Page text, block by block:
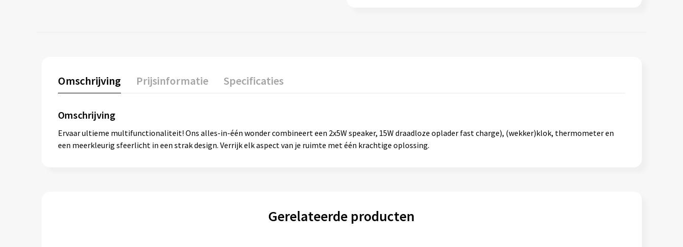
Omschrijving Prijsinformatie Specificaties
Omschrijving
Ervaar ultieme multifunctionaliteit! Ons alles-in-één wonder combineert een 2x5W speaker, 15W draadloze oplader fast charge), (wekker)klok, thermometer en
een meerkleurig sfeerlicht in een strak design. Verrijk elk aspect van je ruimte met één krachtige oplossing.
Gerelateerde producten